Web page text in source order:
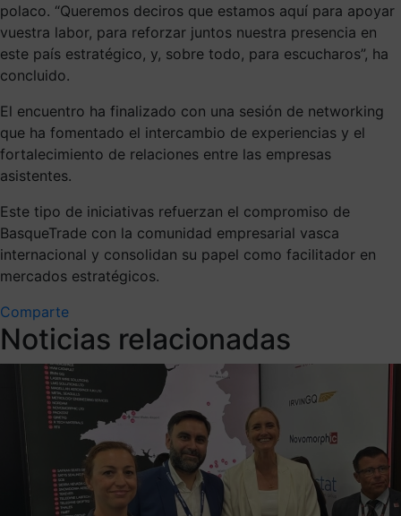
polaco. “Queremos deciros que estamos aquí para apoyar
vuestra labor, para reforzar juntos nuestra presencia en
este país estratégico, y, sobre todo, para escucharos”, ha
concluido.
El encuentro ha finalizado con una sesión de networking
que ha fomentado el intercambio de experiencias y el
fortalecimiento de relaciones entre las empresas
asistentes.
Este tipo de iniciativas refuerzan el compromiso de
BasqueTrade con la comunidad empresarial vasca
internacional y consolidan su papel como facilitador en
mercados estratégicos.
Comparte
Noticias relacionadas